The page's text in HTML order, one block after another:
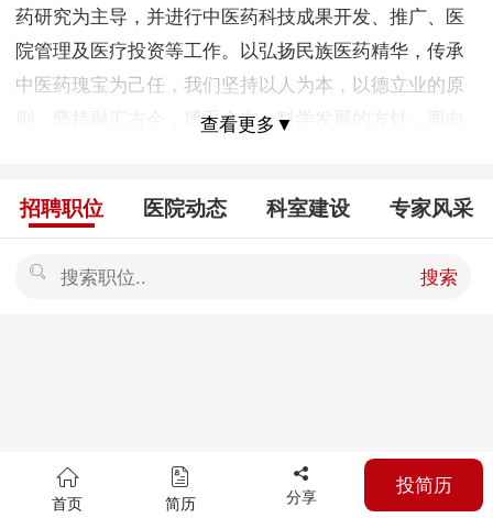
药研究为主导，并进行中医药科技成果开发、推广、医
院管理及医疗投资等工作。以弘扬民族医药精华，传承
中医药瑰宝为己任，我们坚持以人为本，以德立业的原
则，坚持融汇古今，博采众方，科学发展的方针，面向
司现拥有现代化的科研实验室，8家三甲医院为临床实验
全国投资合作医院和医疗中心50余家，临床医疗专家近
的诊疗经验和运作模式。科研做后盾，临床打先锋。将
高科技研制的系列中成药应用于临床，中西药结合，传
查看更多▼
招聘职位 医院动态 科室建设 专家风采
搜索
首页 简历 分享 投简历